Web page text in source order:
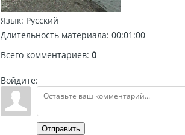
Язык: Русский
Длительность материала: 00:01:00
Всего комментариев: 0
Войдите:
Отправить